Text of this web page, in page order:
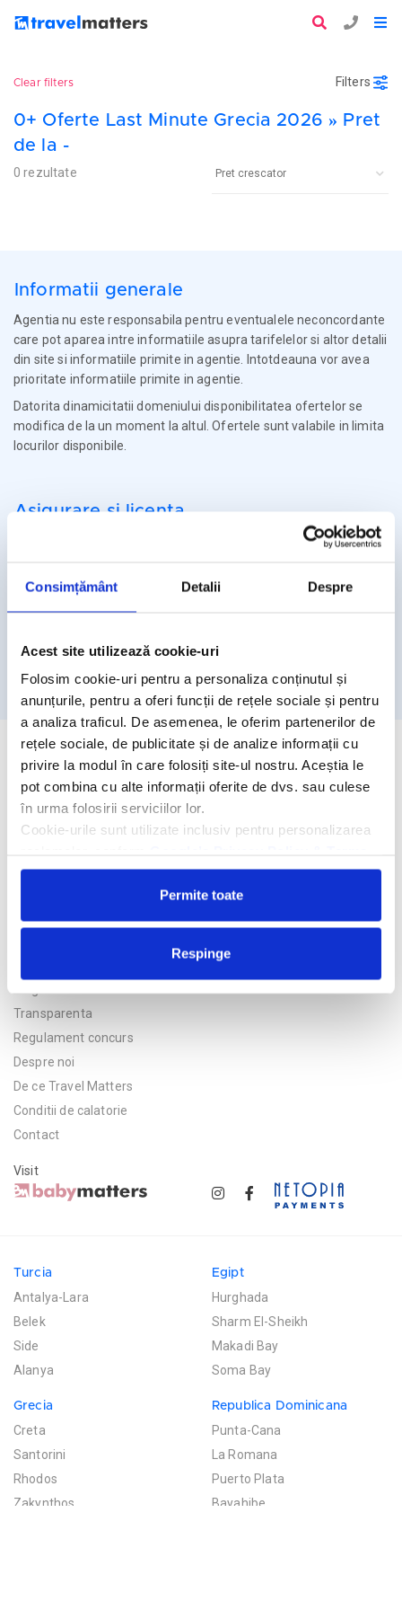
Consimțământ Detalii Despre
Acest site utilizează cookie-uri
Folosim cookie-uri pentru a personaliza conținutul și
anunțurile, pentru a oferi funcții de rețele sociale și pentru
a analiza traficul. De asemenea, le oferim partenerilor de
rețele sociale, de publicitate și de analize informații cu
privire la modul în care folosiți site-ul nostru. Aceștia le
pot combina cu alte informații oferite de dvs. sau culese
în urma folosirii serviciilor lor.
Cookie-urile sunt utilizate inclusiv pentru personalizarea
Permite toate
Respinge
Clear filters Filters
0+ Oferte Last Minute Grecia 2026 » Pret
de la -
0 rezultate
Informatii generale
Agentia nu este responsabila pentru eventualele neconcordante
care pot aparea intre informatiile asupra tarifelelor si altor detalii
din site si informatiile primite in agentie. Intotdeauna vor avea
prioritate informatiile primite in agentie.
Datorita dinamicitatii domeniului disponibilitatea ofertelor se
modifica de la un moment la altul. Ofertele sunt valabile in limita
locurilor disponibile.
Asigurare si licenta
Agentia Travel Matters functioneaza sub Licenta de Turism nr.
Agentia Travel Matters este asigurata la Omniasig cu Polita
Licenta de turism Asigurare
Transparenta
Regulament concurs
Despre noi
De ce Travel Matters
Conditii de calatorie
Contact
Visit
Turcia
Antalya-Lara
Belek
Side
Alanya
Egipt
Hurghada
Sharm El-Sheikh
Makadi Bay
Soma Bay
Grecia
Creta
Santorini
Rhodos
Zakynthos
Republica Dominicana
Punta-Cana
La Romana
Puerto Plata
Bayahibe